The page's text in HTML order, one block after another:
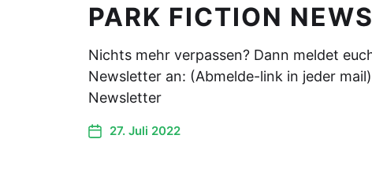
PARK FICTION
Nichts mehr verpassen? Dann meldet
Newsletter an: (Abmelde-link in jeder
Newsletter
27. Juli 2022